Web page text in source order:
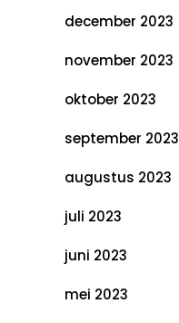
december 2023
november 2023
oktober 2023
september 2023
augustus 2023
juli 2023
juni 2023
mei 2023